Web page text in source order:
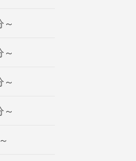
～
～
～
～